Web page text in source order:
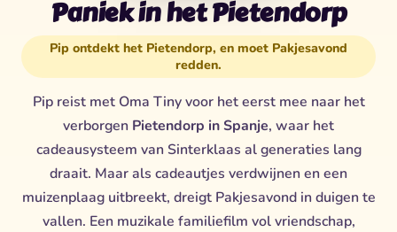
Paniek in het Pietendorp
Pip ontdekt het Pietendorp, en moet Pakjesavond
redden.
Pip reist met Oma Tiny voor het eerst mee naar het
verborgen Pietendorp in Spanje, waar het
cadeausysteem van Sinterklaas al generaties lang
draait. Maar als cadeautjes verdwijnen en een
muizenplaag uitbreekt, dreigt Pakjesavond in duigen te
vallen. Een muzikale familiefilm vol vriendschap,